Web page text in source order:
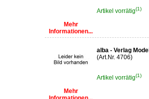
Mehr
Informationen...
Artikel vorrätig(1)
Mehr
alba - Verlag
(Art.Nr. 4706)
Artikel vorrätig(1)